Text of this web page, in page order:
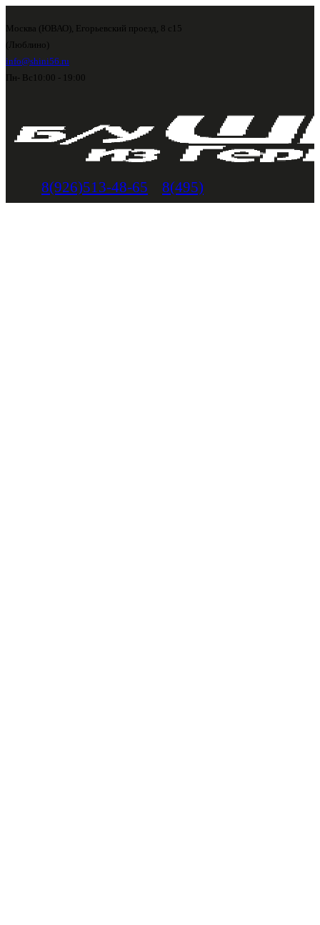
Москва (ЮВАО), Егорьевский проезд, 8 с15
(Люблино)
info@shini56.ru
Пн- Вс 10:00 - 19:00
8(926)513-48-65 8(495)